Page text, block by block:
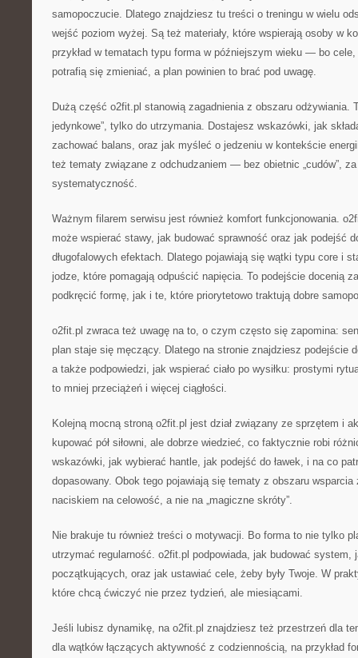
samopoczucie. Dlatego znajdziesz tu treści o treningu w wielu
wejść poziom wyżej. Są też materiały, które wspierają osoby w
przykład w tematach typu forma w późniejszym wieku — bo
potrafią się zmieniać, a plan powinien to brać pod uwagę.
Dużą część o2fit.pl stanowią zagadnienia z obszaru odżywiania.
jedynkowe”, tylko do utrzymania. Dostajesz wskazówki, jak
zachować balans, oraz jak myśleć o jedzeniu w kontekście
też tematy związane z odchudzaniem — bez obietnic „cudów”,
systematyczność.
Ważnym filarem serwisu jest również komfort funkcjonowania.
może wspierać stawy, jak budować sprawność oraz jak podejść
długofalowych efektach. Dlatego pojawiają się wątki typu core i
jodze, które pomagają odpuścić napięcia. To podejście docenią
podkręcić formę, jak i te, które priorytetowo traktują dobre
o2fit.pl zwraca też uwagę na to, o czym często się zapomina:
plan staje się męczący. Dlatego na stronie znajdziesz podejście
a także podpowiedzi, jak wspierać ciało po wysiłku: prostymi
to mniej przeciążeń i więcej ciągłości.
Kolejną mocną stroną o2fit.pl jest dział związany ze sprzętem i
kupować pół siłowni, ale dobrze wiedzieć, co faktycznie robi
wskazówki, jak wybierać hantle, jak podejść do ławek, i na co
dopasowany. Obok tego pojawiają się tematy z obszaru
naciskiem na celowość, a nie na „magiczne skróty”.
Nie brakuje tu również treści o motywacji. Bo forma to nie tylko
utrzymać regularność. o2fit.pl podpowiada, jak budować system,
początkujących, oraz jak ustawiać cele, żeby były Twoje. W
które chcą ćwiczyć nie przez tydzień, ale miesiącami.
Jeśli lubisz dynamikę, na o2fit.pl znajdziesz też przestrzeń dla
dla wątków łączących aktywność z codziennością, na przykład